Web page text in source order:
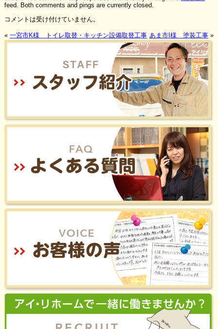
feed. Both comments and pings are currently closed.
コメントは受け付けていません。
« 一宮市K様 トイレ取替・キッチン設備取替工事 あま市I様 塗装工事 »